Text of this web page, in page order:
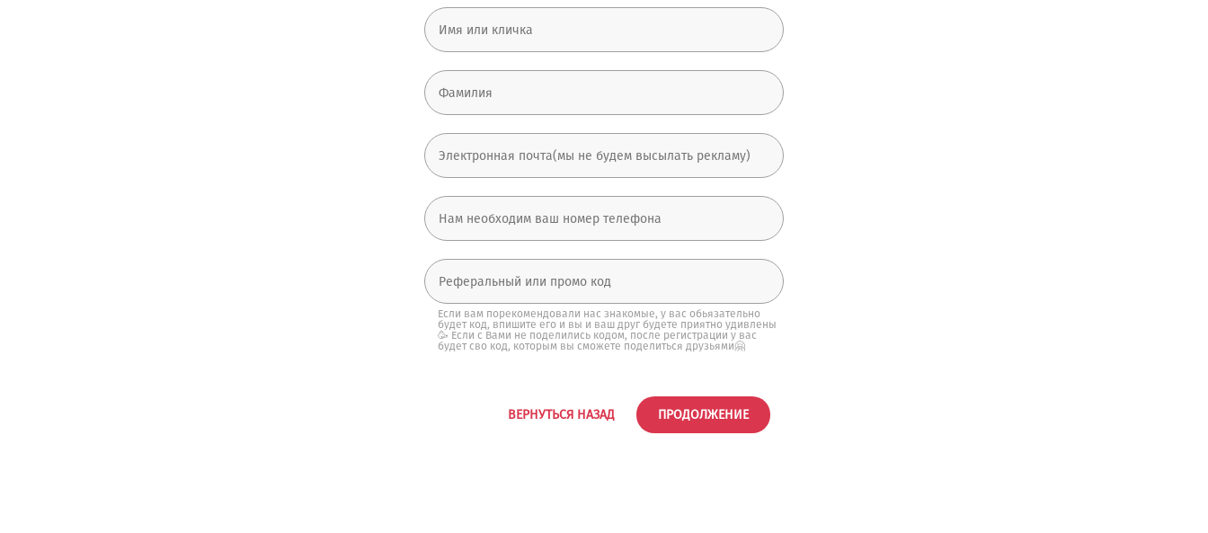
Если вам порекомендовали нас знакомые, у вас обьязательно
будет код, впишите его и вы и ваш друг будете приятно удивлены
🥳 Если с Вами не поделились кодом, после регистрации у вас
будет сво код, которым вы сможете поделиться друзьями🤗
ВЕРНУТЬСЯ НАЗАД ПРОДОЛЖЕНИЕ